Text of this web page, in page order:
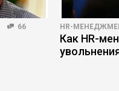
66 HR-
Как HR-